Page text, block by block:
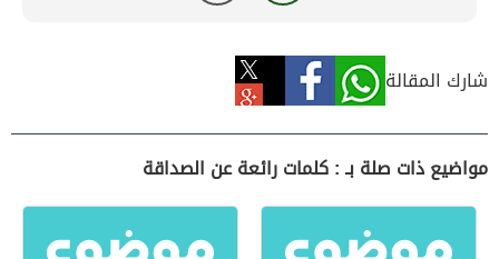
شارك المقالة
مواضيع ذات صلة بـ : كلمات رائعة عن الصداقة